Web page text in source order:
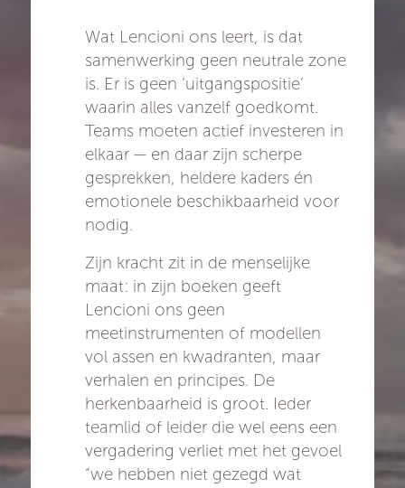
Wat Lencioni ons leert, is dat
samenwerking geen neutrale zone
is. Er is geen ‘uitgangspositie’
waarin alles vanzelf goedkomt.
Teams moeten actief investeren in
elkaar — en daar zijn scherpe
gesprekken, heldere kaders én
emotionele beschikbaarheid voor
nodig.
Zijn kracht zit in de menselijke
maat: in zijn boeken geeft
Lencioni ons geen
meetinstrumenten of modellen
vol assen en kwadranten, maar
verhalen en principes. De
herkenbaarheid is groot. Ieder
teamlid of leider die wel eens een
vergadering verliet met het gevoel
“we hebben niet gezegd wat